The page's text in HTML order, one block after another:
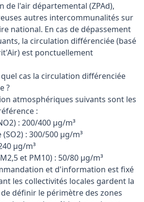
de l'air départemental (ZPAd),
autres intercommunalités sur
national. En cas de dépassement
la circulation différenciée (basé
est ponctuellement
cas la circulation différenciée
?
atmosphériques suivants sont les
:
: 200/400 µg/m³
: 300/500 µg/m³
µg/m³
et PM10) : 50/80 µg/m³
et d'information est fixé
les collectivités locales gardent la
de définir le périmètre des zones